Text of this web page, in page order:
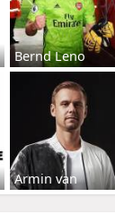
Bernd Leno
Armin van